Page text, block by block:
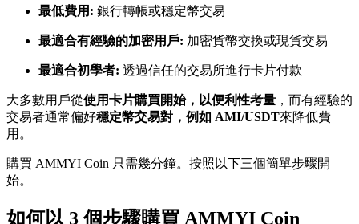
成為跟單交易員
坐享盈利分成和跟單分傭
最低費用: 銀行轉帳或穩定幣交易
最適合有經驗的加密用戶: 加密貨幣交換或現貨交易
最適合初學者: 透過信任的交易所進行卡片付款
大多數用戶從使用卡片購買開始，以便利性考量 ，而有經驗的
交易者通常偏好穩定幣交易對，例如 AMI/USDT來降低費
用。
購買 AMMYI Coin 只需幾分鐘。按照以下三個簡單步驟開
始。
如何以 3 個步驟購買 AMMYI Coin